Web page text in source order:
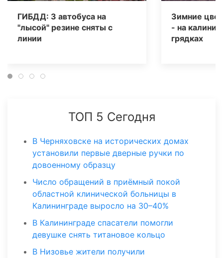
ГИБДД: 3 автобуса на
"лысой" резине сняты с
линии
Зимние
- на
грядках
ТОП 5 Сегодня
В Черняховске на исторических домах
установили первые дверные ручки по
довоенному образцу
Число обращений в приёмный покой
областной клинической больницы в
Калининграде выросло на 30–40%
В Калининграде спасатели помогли
девушке снять титановое кольцо
В Низовье жители получили